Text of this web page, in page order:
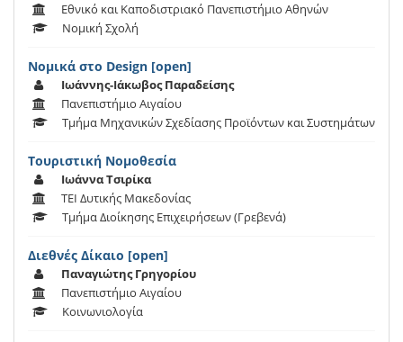
Εθνικό και Καποδιστριακό Πανεπιστήμιο Αθηνών
Νομική Σχολή
Νομικά στο Design [open]
Ιωάννης-Ιάκωβος Παραδείσης
Πανεπιστήμιο Αιγαίου
Τμήμα Μηχανικών Σχεδίασης Προϊόντων και Συστημάτων
Τουριστική Νομοθεσία
Ιωάννα Τσιρίκα
ΤΕΙ Δυτικής Μακεδονίας
Τμήμα Διοίκησης Επιχειρήσεων (Γρεβενά)
Διεθνές Δίκαιο [open]
Παναγιώτης Γρηγορίου
Πανεπιστήμιο Αιγαίου
Κοινωνιολογία